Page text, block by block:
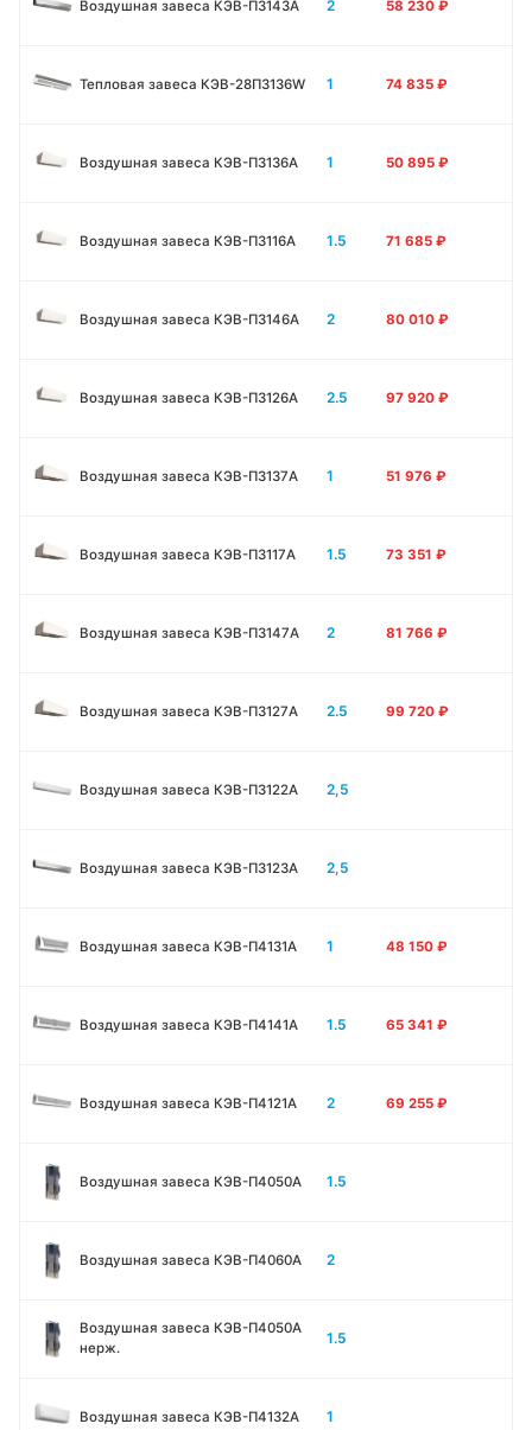
Воздушная завеса КЭВ-П3143А 2 58 230 ₽
Тепловая завеса КЭВ-28П3136W 1 74 835 ₽
Воздушная завеса КЭВ-П3136A 1 50 895 ₽
Воздушная завеса КЭВ-П3116A 1.5 71 685 ₽
Воздушная завеса КЭВ-П3146A 2 80 010 ₽
Воздушная завеса КЭВ-П3126A 2.5 97 920 ₽
Воздушная завеса КЭВ-П3137A 1 51 976 ₽
Воздушная завеса КЭВ-П3117A 1.5 73 351 ₽
Воздушная завеса КЭВ-П3147A 2 81 766 ₽
Воздушная завеса КЭВ-П3127A 2.5 99 720 ₽
Воздушная завеса КЭВ-П3122A 2,5
Воздушная завеса КЭВ-П3123A 2,5
Воздушная завеса КЭВ-П4131A 1 48 150 ₽
Воздушная завеса КЭВ-П4141A 1.5 65 341 ₽
Воздушная завеса КЭВ-П4121A 2 69 255 ₽
Воздушная завеса КЭВ-П4050A 1.5
Воздушная завеса КЭВ-П4060A 2
Воздушная завеса КЭВ-П4050A
нерж.
1.5
Воздушная завеса КЭВ-П4132A 1